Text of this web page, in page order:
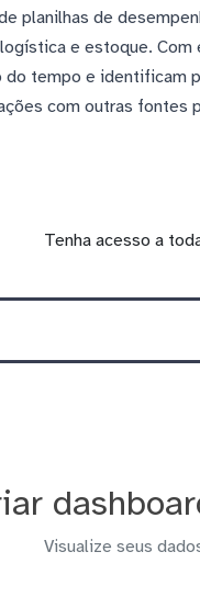
planilhas de
e estoque.
do tempo e identificam
com outras fontes
Tenha acesso a
Visualize seus